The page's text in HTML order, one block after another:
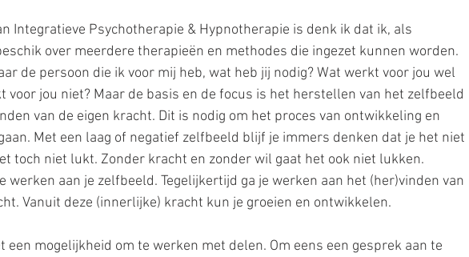
Integratieve Psychotherapie & Hypnotherapie is denk ik dat ik, als
over meerdere therapieën en methodes die ingezet kunnen worden.
de persoon die ik voor mij heb, wat heb jij nodig? Wat werkt voor jou wel
voor jou niet? Maar de basis en de focus is het herstellen van het zelfbeeld
van de eigen kracht. Dit is nodig om het proces van ontwikkeling en
Met een laag of negatief zelfbeeld blijf je immers denken dat je het niet
toch niet lukt. Zonder kracht en zonder wil gaat het ook niet lukken.
werken aan je zelfbeeld. Tegelijkertijd ga je werken aan het (her)vinden van
Vanuit deze (innerlijke) kracht kun je groeien en ontwikkelen.
een mogelijkheid om te werken met delen. Om eens een gesprek aan te